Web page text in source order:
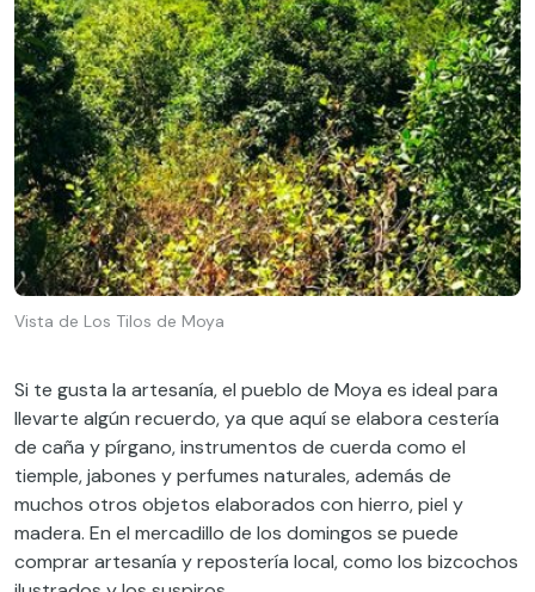
Vista de Los Tilos de Moya
Si te gusta la artesanía, el pueblo de Moya es ideal para
llevarte algún recuerdo, ya que aquí se elabora cestería
de caña y pírgano, instrumentos de cuerda como el
tiemple, jabones y perfumes naturales, además de
muchos otros objetos elaborados con hierro, piel y
madera. En el mercadillo de los domingos se puede
comprar artesanía y repostería local, como los bizcochos